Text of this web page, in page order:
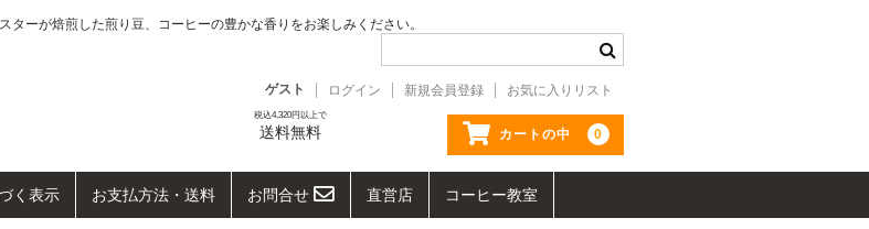
ーが焙煎した煎り豆、コーヒーの豊かな香りをお楽しみください。
ゲスト ログイン 新規会員登録 お気に入りリスト
カートの中 0
税込4,320円以上で
送料無料
く表示 お支払方法・送料 お問合せ 直営店 コーヒー教室